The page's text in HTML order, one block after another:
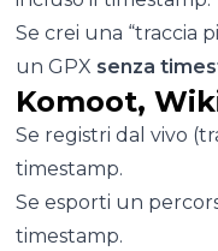
Se crei una “traccia
un GPX senza
Komoot,
Se registri dal vivo
timestamp.
Se esporti un
timestamp.